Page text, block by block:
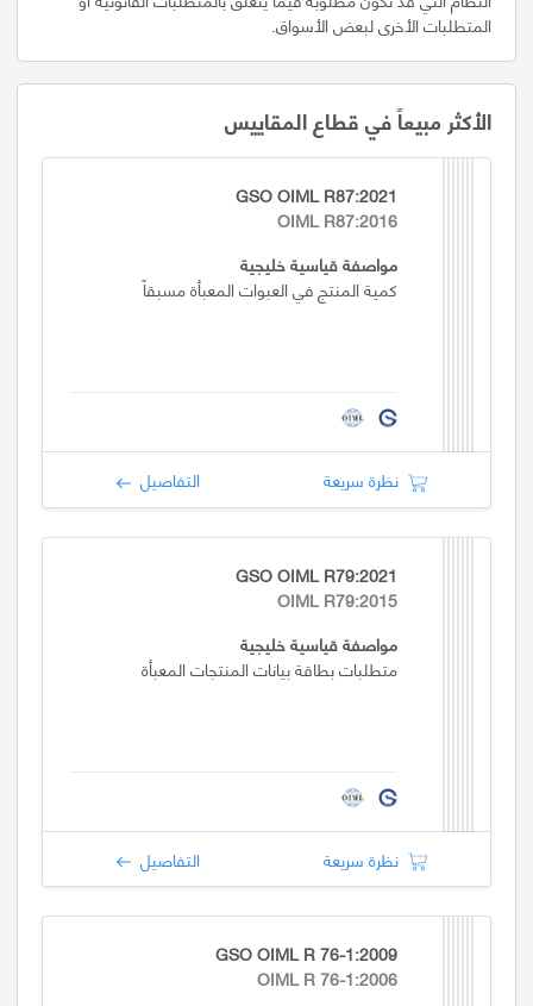
المتطلبات الأخرى لبعض الأسواق.
الأكثر مبيعاً في قطاع المقاييس
GSO OIML R87:2021
OIML R87:2016
مواصفة قياسية خليجية
كمية المنتج في العبوات المعبأة مسبقاً
نظرة سريعة التفاصيل
GSO OIML R79:2021
OIML R79:2015
مواصفة قياسية خليجية
متطلبات بطاقة بيانات المنتجات المعبأة
نظرة سريعة التفاصيل
GSO OIML R 76-1:2009
OIML R 76-1:2006